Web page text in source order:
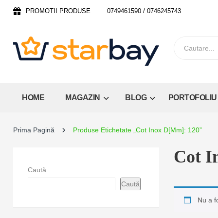
PROMOTII PRODUSE 0749461590 / 0746245743
HOME MAGAZIN BLOG PORTOFOLIU
Prima Pagină Produse Etichetate „Cot Inox D[mm]: 120”
Caută
Caută
Cot
Nu a